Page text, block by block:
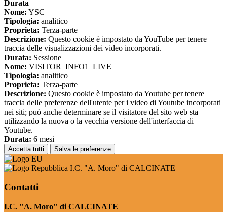
Durata
Nome: YSC
Tipologia: analitico
Proprieta: Terza-parte
Descrizione: Questo cookie è impostato da YouTube per tenere
traccia delle visualizzazioni dei video incorporati.
Durata: Sessione
Nome: VISITOR_INFO1_LIVE
Tipologia: analitico
Proprieta: Terza-parte
Descrizione: Questo cookie è impostato da Youtube per tenere
traccia delle preferenze dell'utente per i video di Youtube incorporati
nei siti; può anche determinare se il visitatore del sito web sta
utilizzando la nuova o la vecchia versione dell'interfaccia di
Youtube.
Durata: 6 mesi
Accetta tutti Salva le preferenze
I.C. "A. Moro" di CALCINATE
Contatti
I.C. "A. Moro" di CALCINATE